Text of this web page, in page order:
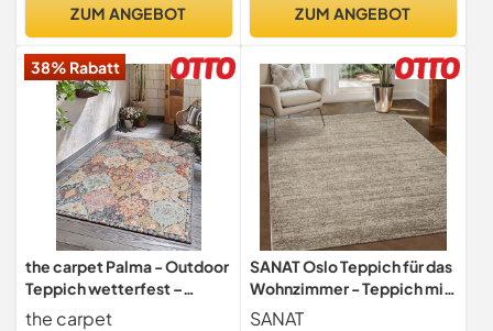
Wellenmuster, Beige, 80 x
ZUM ANGEBOT ZUM ANGEBOT
38% Rabatt
the carpet Palma - Outdoor
Teppich wetterfest –
Balkon Teppich, Terrasse &
the carpet
SANAT Oslo Teppich für das
Wohnzimmer - Teppich mit
modernem Design,
SANAT